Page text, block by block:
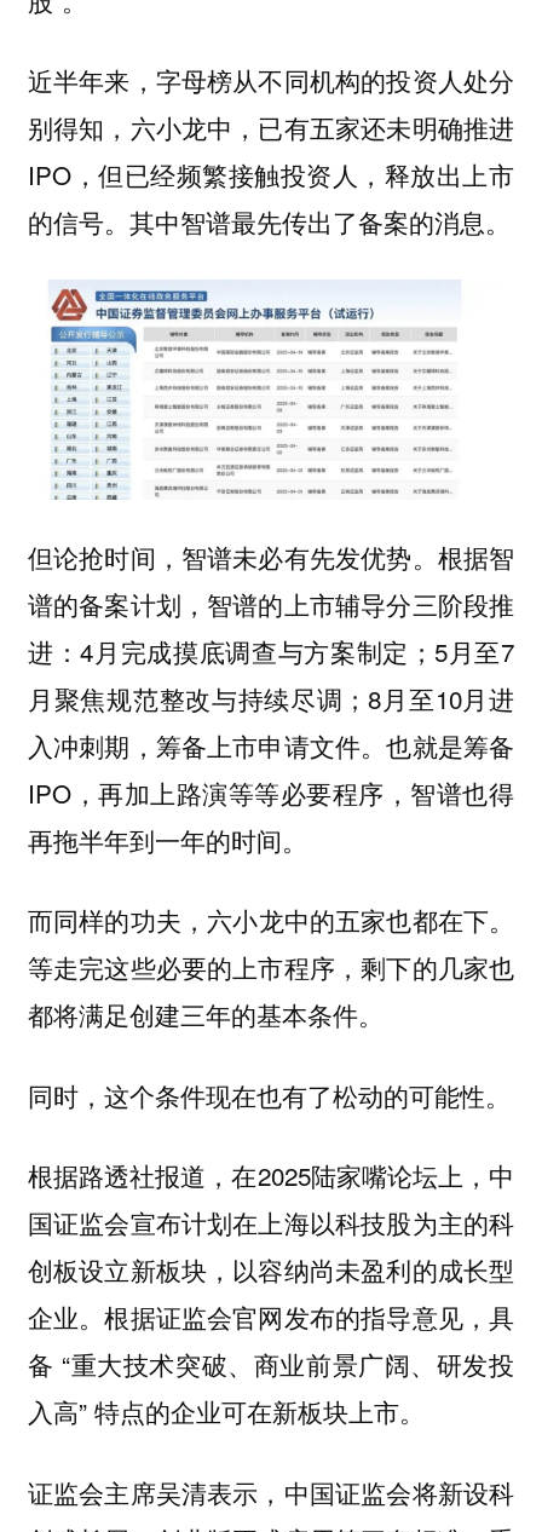
近半年来，字母榜从不同机构的投资人处分
别得知，六小龙中，已有五家还未明确推进
IPO，但已经频繁接触投资人，释放出上市
的信号。其中智谱最先传出了备案的消息。
但论抢时间，智谱未必有先发优势。根据智
谱的备案计划，智谱的上市辅导分三阶段推
进：4月完成摸底调查与方案制定；5月至7
月聚焦规范整改与持续尽调；8月至10月进
入冲刺期，筹备上市申请文件。也就是筹备
IPO，再加上路演等等必要程序，智谱也得
再拖半年到一年的时间。
而同样的功夫，六小龙中的五家也都在下。
等走完这些必要的上市程序，剩下的几家也
都将满足创建三年的基本条件。
同时，这个条件现在也有了松动的可能性。
根据路透社报道，在2025陆家嘴论坛上，中
国证监会宣布计划在上海以科技股为主的科
创板设立新板块，以容纳尚未盈利的成长型
企业。根据证监会官网发布的指导意见，具
备 “重大技术突破、商业前景广阔、研发投
入高” 特点的企业可在新板块上市。
证监会主席吴清表示，中国证监会将新设科